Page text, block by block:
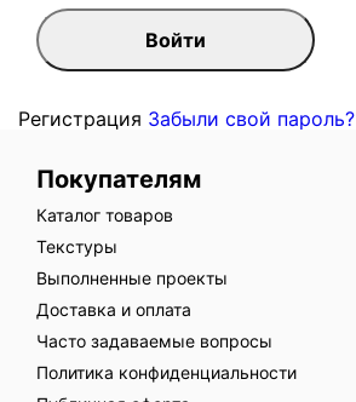
Войти
Регистрация Забыли свой пароль?
Покупателям
Каталог товаров
Текстуры
Выполненные проекты
Доставка и оплата
Часто задаваемые вопросы
Политика конфиденциальности